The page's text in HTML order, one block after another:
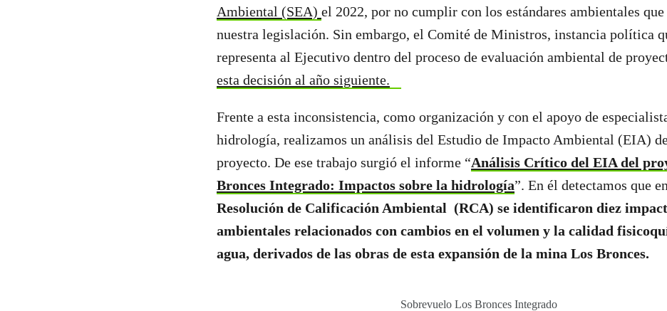
Ambiental (SEA) el 2022, por no cumplir con los estándares ambientales
nuestra legislación. Sin embargo, el Comité de Ministros, instancia política
representa al Ejecutivo dentro del proceso de evaluación ambiental de
esta decisión al año siguiente.
Frente a esta inconsistencia, como organización y con el apoyo de
hidrología, realizamos un análisis del Estudio de Impacto Ambiental (EIA)
proyecto. De ese trabajo surgió el informe “Análisis Crítico del EIA del
Bronces Integrado: Impactos sobre la hidrología”. En él detectamos que
Resolución de Calificación Ambiental (RCA) se identificaron diez
ambientales relacionados con cambios en el volumen y la calidad
agua, derivados de las obras de esta expansión de la mina Los Bronces.
Sobrevuelo Los Bronces Integrado